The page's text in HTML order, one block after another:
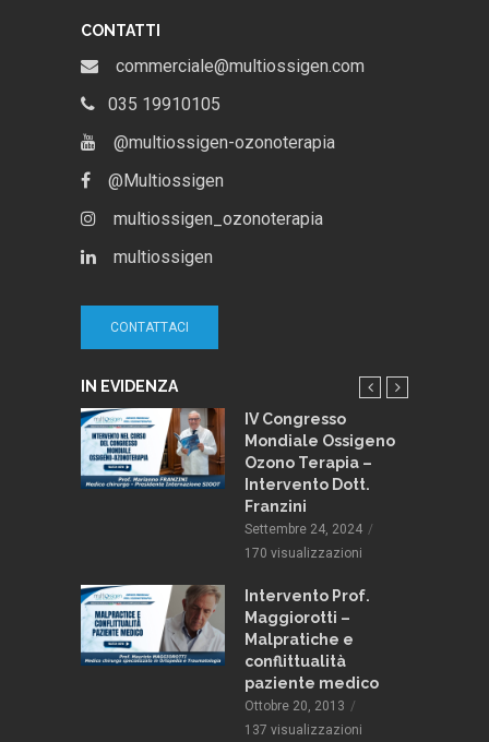
CONTATTI
commerciale@multiossigen.com
035 19910105
@multiossigen-ozonoterapia
@Multiossigen
multiossigen_ozonoterapia
multiossigen
CONTATTACI
IN EVIDENZA
IV Congresso
Mondiale Ossigeno
Ozono Terapia –
Intervento Dott.
Franzini
Settembre 24, 2024
170 visualizzazioni
Intervento Prof.
Maggiorotti –
Malpratiche e
conflittualità
paziente medico
Ottobre 20, 2013
137 visualizzazioni